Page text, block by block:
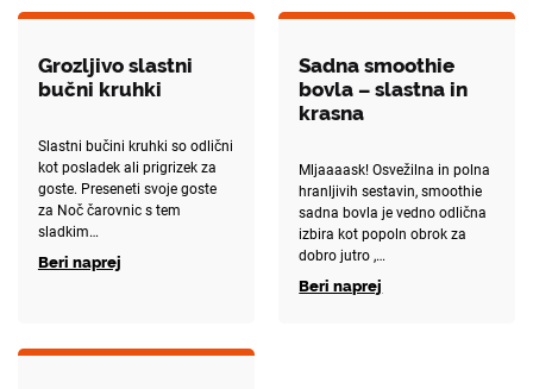
Grozljivo slastni
bučni kruhki
Slastni bučini kruhki so odlični
kot posladek ali prigrizek za
goste. Preseneti svoje goste
za Noč čarovnic s tem
sladkim…
Beri naprej
Sadna smoothie
bovla – slastna in
krasna
Mljaaaask! Osvežilna in polna
hranljivih sestavin, smoothie
sadna bovla je vedno odlična
izbira kot popoln obrok za
dobro jutro ,…
Beri naprej